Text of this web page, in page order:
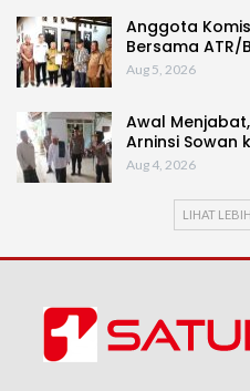
Anggota
Bersama ATR/
Aug 5, 2026
Awal
Arninsi Sowan
Aug 4, 2026
LIHAT